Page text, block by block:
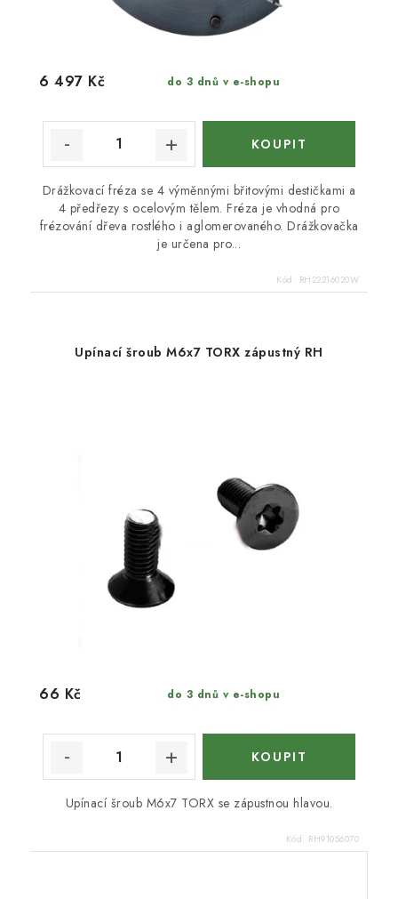
do 3 dnů v e-shopu
6 497 Kč
Drážkovací fréza se 4 výměnnými břitovými destičkami a
4 předřezy s ocelovým tělem. Fréza je vhodná pro
frézování dřeva rostlého i aglomerovaného. Drážkovačka
je určena pro...
Kód: RH22216020W
Upínací šroub M6x7 TORX zápustný RH
do 3 dnů v e-shopu
66 Kč
Upínací šroub M6x7 TORX se zápustnou hlavou.
Kód: RH91056070